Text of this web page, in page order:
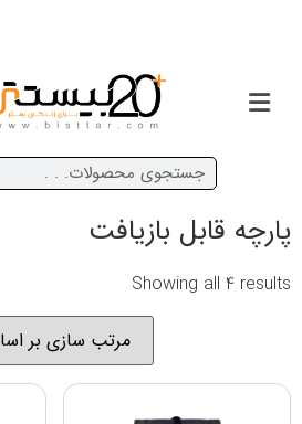
/ محصول جنس / پارچه قابل بازیافت
پارچه قابل بازیافت
Showing all 4 results